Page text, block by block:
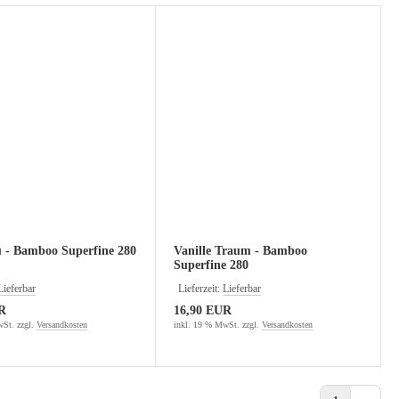
Bamboo Superfine 280
zzgl. Versandkosten
Vanille Traum - Bamboo
Superfine 280
Lieferzeit: Lieferbar
16,90 EUR
inkl. 19 % MwSt. zzgl. Versandkosten